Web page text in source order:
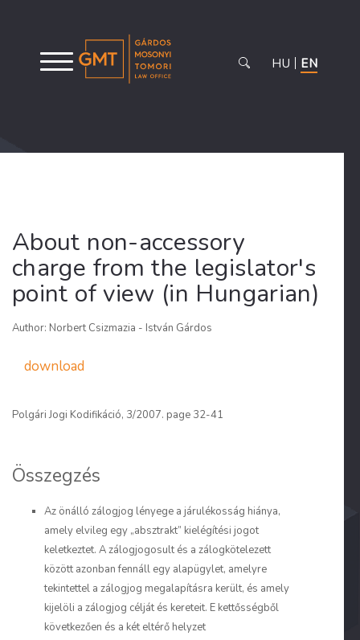
HU EN
About non-accessory
charge from the legislator's
point of view (in Hungarian)
Author: Norbert Csizmazia - István Gárdos
download
Polgári Jogi Kodifikáció, 3/2007. page 32-41
Összegzés
Az önálló zálogjog lényege a járulékosság hiánya,
amely elvileg egy „absztrakt” kielégítési jogot
keletkeztet. A zálogjogosult és a zálogkötelezett
között azonban fennáll egy alapügylet, amelyre
tekintettel a zálogjog megalapításra került, és amely
kijelöli a zálogjog célját és kereteit. E kettősségből
következően és a két eltérő helyzet